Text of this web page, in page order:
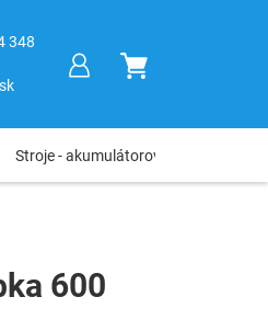
348
NÁKUPNÝ
Stroje - akumulátorové, elektro,
600